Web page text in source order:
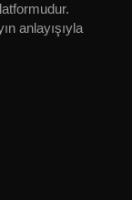
anlayışıyla